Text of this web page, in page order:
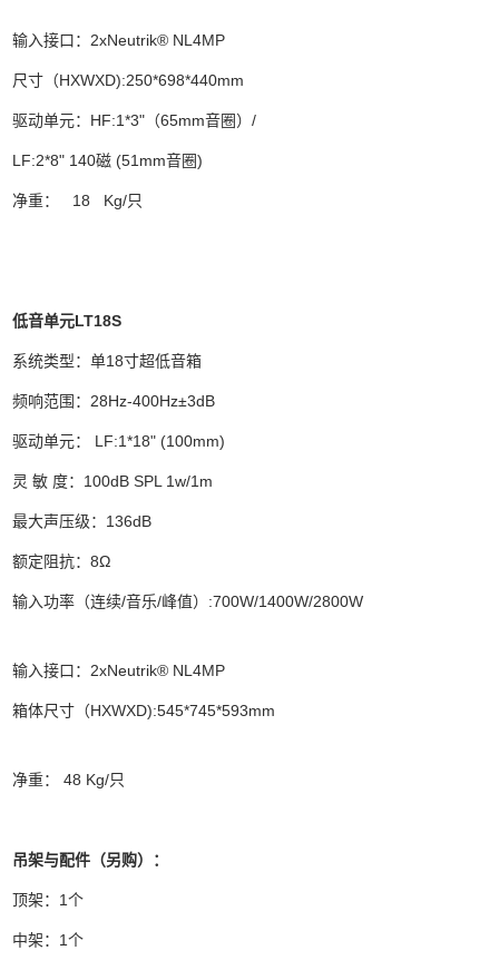
输入接口：2xNeutrik® NL4MP
尺寸（HXWXD):250*698*440mm
驱动单元：HF:1*3"（65mm音圈）/
LF:2*8" 140磁 (51mm音圈)
净重： 18 Kg/只
低音单元LT18S
系统类型：单18寸超低音箱
频响范围：28Hz-400Hz±3dB
驱动单元： LF:1*18" (100mm)
灵 敏 度：100dB SPL 1w/1m
最大声压级：136dB
额定阻抗：8Ω
输入功率（连续/音乐/峰值）:700W/1400W/2800W
输入接口：2xNeutrik® NL4MP
箱体尺寸（HXWXD):545*745*593mm
净重： 48 Kg/只
吊架与配件（另购）：
顶架：1个
中架：1个